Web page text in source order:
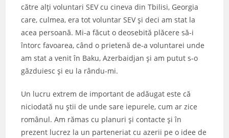
către alţi voluntari SEV cu cineva din Tbilisi, Georgia
care, culmea, era tot voluntar SEV şi deci am stat la
acea persoană. Mi-a făcut o deosebită plăcere să-i
întorc favoarea, când o prietenă de-a voluntarei unde
am stat a venit în Baku, Azerbaidjan şi am putut s-o
găzduiesc şi eu la rându-mi.
Un lucru extrem de important de adăugat este că
niciodată nu ştii de unde sare iepurele, cum ar zice
românul. Am rămas cu planuri şi contacte şi în
prezent lucrez la un parteneriat cu azerii pe o idee de